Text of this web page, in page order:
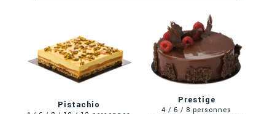
Pistachio Prestige